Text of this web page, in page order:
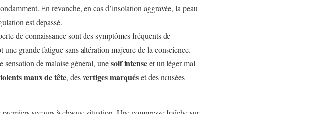
En revanche, en cas d’insolation aggravée, la peau
est dépassé.
de connaissance sont des symptômes fréquents de
grande fatigue sans altération majeure de la conscience.
de malaise général, unesoif intenseet un léger mal
maux de tête, desvertiges marquéset des nausées